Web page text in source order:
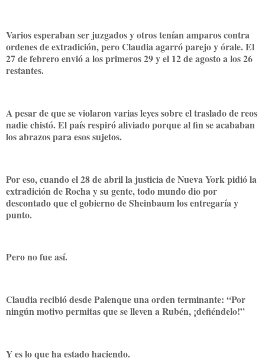
Varios esperaban ser juzgados y otros tenían amparos contra
ordenes de extradición, pero Claudia agarró parejo y órale. El
27 de febrero envió a los primeros 29 y el 12 de agosto a los 26
restantes.
A pesar de que se violaron varias leyes sobre el traslado de reos
nadie chistó. El país respiró aliviado porque al fin se acababan
los abrazos para esos sujetos.
Por eso, cuando el 28 de abril la justicia de Nueva York pidió la
extradición de Rocha y su gente, todo mundo dio por
descontado que el gobierno de Sheinbaum los entregaría y
punto.
Pero no fue así.
Claudia recibió desde Palenque una orden terminante: “Por
ningún motivo permitas que se lleven a Rubén, ¡defiéndelo!”
Y es lo que ha estado haciendo.